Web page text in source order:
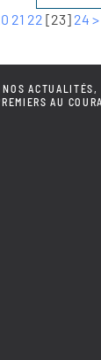
21 22 [23] 24 >
AU